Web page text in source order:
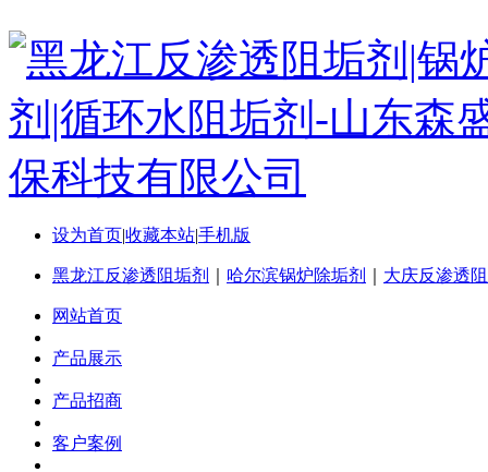
设为首页|收藏本站|手机版
黑龙江反渗透阻垢剂 哈尔滨锅炉除垢剂 大庆反渗透
网站首页
产品展示
产品招商
客户案例